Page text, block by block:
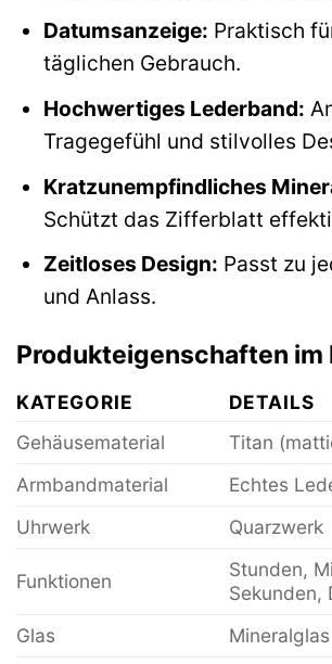
Datumsanzeige: Praktisch
täglichen Gebrauch.
Hochwertiges Lederband:
Tragegefühl und stilvolles
Kratzunempfindliches
Schützt das Zifferblatt
Zeitloses Design: Passt zu
und Anlass.
Produkteigenschaften im
KATEGORIE
DETAILS
Gehäusematerial
Titan
Armbandmaterial
Echtes
Uhrwerk
Quarzwerk
Funktionen
Stunden,
Sekunden,
Glas
Mineralglas